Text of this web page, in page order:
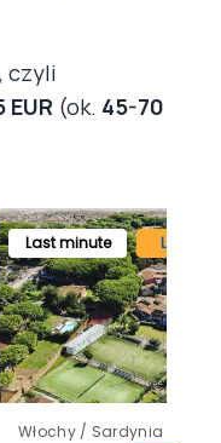
, czyli
EUR (ok. 45-70
Last minute Lato
Włochy / Sardynia /